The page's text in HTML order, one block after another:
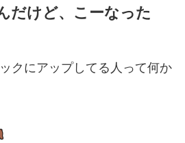
だけど、こーなった
クにアップしてる人って何か